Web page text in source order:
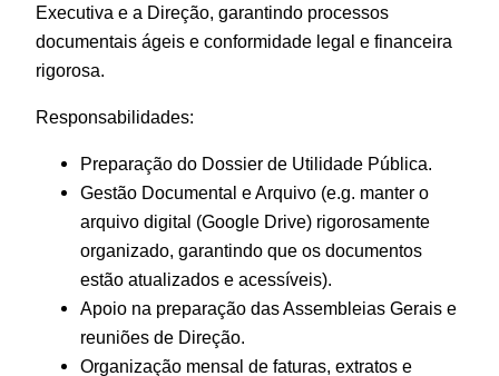
Executiva e a Direção, garantindo processos
documentais ágeis e conformidade legal e financeira
rigorosa.
Responsabilidades:
Preparação do Dossier de Utilidade Pública.
Gestão Documental e Arquivo (e.g. manter o
arquivo digital (Google Drive) rigorosamente
organizado, garantindo que os documentos
estão atualizados e acessíveis).
Apoio na preparação das Assembleias Gerais e
reuniões de Direção.
Organização mensal de faturas, extratos e